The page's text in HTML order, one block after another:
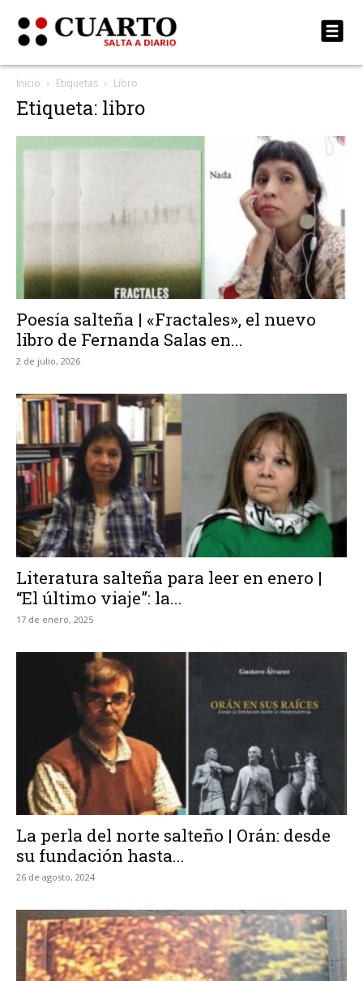
Inicio Etiquetas Libro
Etiqueta: libro
Poesía salteña | «Fractales», el nuevo
libro de Fernanda Salas en...
2 de julio, 2026
Literatura salteña para leer en enero |
“El último viaje”: la...
17 de enero, 2025
La perla del norte salteño | Orán: desde
su fundación hasta...
26 de agosto, 2024